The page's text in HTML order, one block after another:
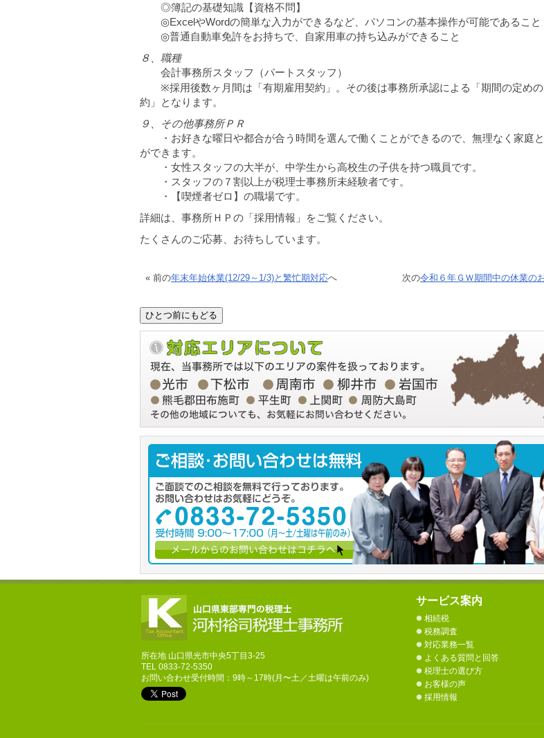
◎簿記の基礎知識【資格不問】
◎ExcelやWordの簡単な入力ができるなど、パソコンの基本操作が可能であること
◎普通自動車免許をお持ちで、自家用車の持ち込みができること
８、職種
会計事務所スタッフ（パートスタッフ）
※採用後数ヶ月間は「有期雇用契約」。その後は事務所承認による「期間の定めの
約」となります。
９、その他事務所ＰＲ
・お好きな曜日や都合が合う時間を選んで働くことができるので、無理なく家庭
ができます。
・女性スタッフの大半が、中学生から高校生の子供を持つ職員です。
・スタッフの７割以上が税理士事務所未経験者です。
・【喫煙者ゼロ】の職場です。
詳細は、事務所ＨＰの「採用情報」をご覧ください。
たくさんのご応募、お待ちしています。
« 前の年末年始休業(12/29～1/3)と繁忙期対応へ 次の令和６年ＧＷ期間中の休業の
所在地 山口県光市中央5丁目3-25
TEL 0833-72-5350
お問い合わせ受付時間：9時～17時(月〜土／土曜は午前のみ)
サービス案内
相続税
税務調査
対応業務一覧
よくある質問と回答
税理士の選び方
お客様の声
採用情報